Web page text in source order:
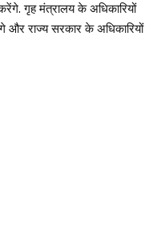
करेंगे. गृह मंत्रालय के अधिकारियों
और राज्य सरकार के अधिकारियों